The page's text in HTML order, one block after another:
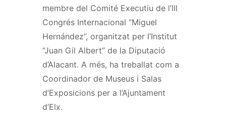
membre del Comité Executiu de l’III
Congrés Internacional “Miguel
Hernández”, organitzat per l’Institut
“Juan Gil Albert” de la Diputació
d’Alacant. A més, ha treballat com a
Coordinador de Museus i Salas
d’Exposicions per a l’Ajuntament
d’Elx.